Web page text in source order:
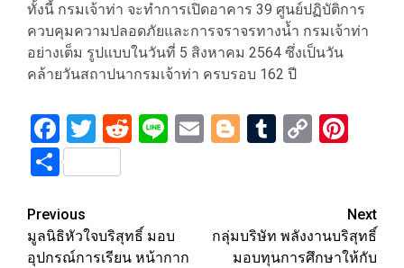
ทั้งนี้ กรมเจ้าท่า จะทำการเปิดอาคาร 39 ศูนย์ปฏิบัติการ
ควบคุมความปลอดภัยและการจราจรทางน้ำ กรมเจ้าท่า
อย่างเต็ม รูปแบบในวันที่ 5 สิงหาคม 2564 ซึ่งเป็นวัน
คล้ายวันสถาปนากรมเจ้าท่า ครบรอบ 162 ปี
Facebook
Twitter
Reddit
LineEmailBlogger
Tumblr
Copy
Share
Post
navigation
Previous
มูลนิธิหัวใจบริสุทธิ์ มอบ
อุปกรณ์การเรียน หน้ากาก
Next
กลุ่มบริษัท พลังงานบริสุทธิ์
มอบทุนการศึกษาให้กับ